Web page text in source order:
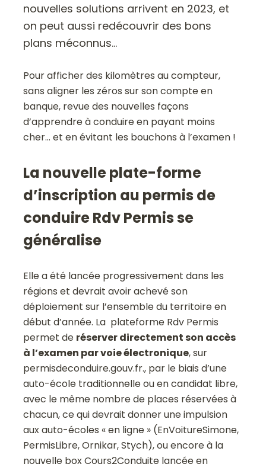
nouvelles solutions arrivent en 2023, et
on peut aussi redécouvrir des bons
plans méconnus…
Pour afficher des kilomètres au compteur,
sans aligner les zéros sur son compte en
banque, revue des nouvelles façons
d’apprendre à conduire en payant moins
cher… et en évitant les bouchons à l’examen !
La nouvelle plate-forme
d’inscription au permis de
conduire Rdv Permis se
généralise
Elle a été lancée progressivement dans les
régions et devrait avoir achevé son
déploiement sur l’ensemble du territoire en
début d’année. La plateforme Rdv Permis
permet de réserver directement son accès
à l’examen par voie électronique, sur
permisdeconduire.gouv.fr., par le biais d’une
auto-école traditionnelle ou en candidat libre,
avec le même nombre de places réservées à
chacun, ce qui devrait donner une impulsion
aux auto-écoles « en ligne » (EnVoitureSimone,
PermisLibre, Ornikar, Stych), ou encore à la
nouvelle box Cours2Conduite lancée en